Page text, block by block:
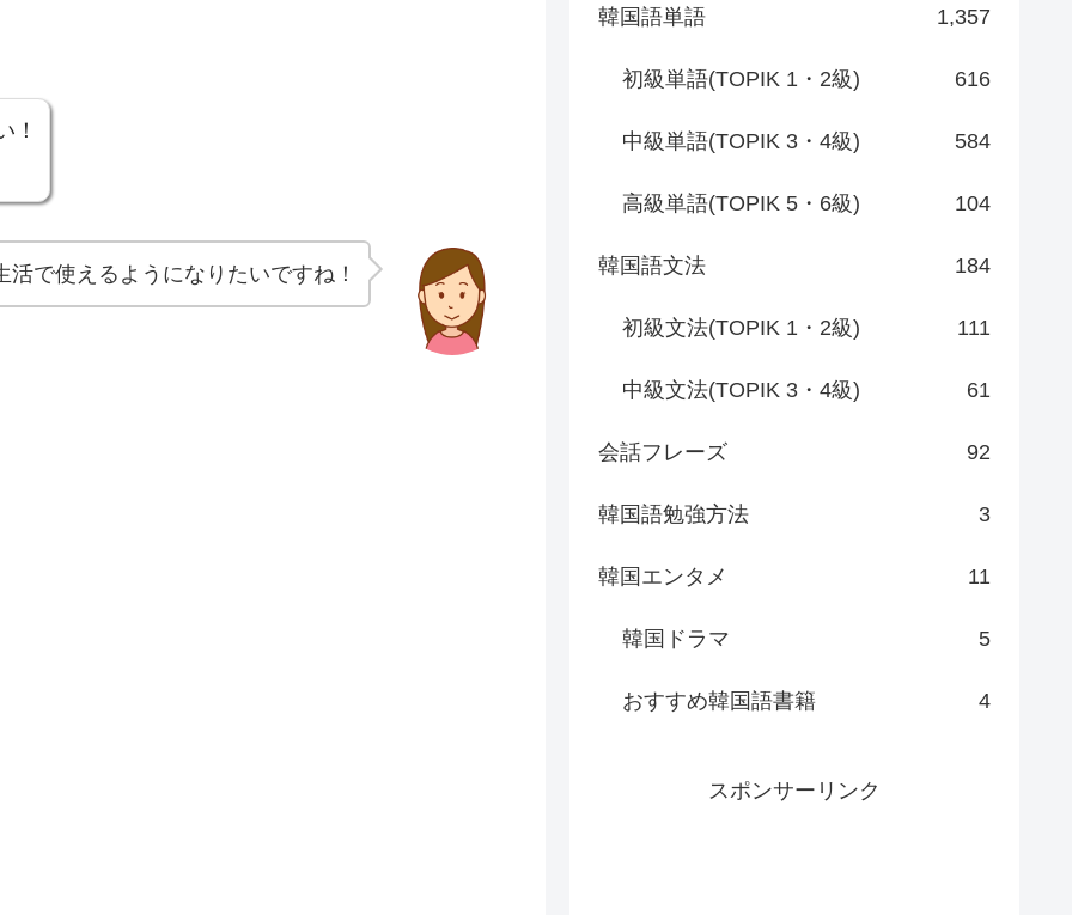
！
活で使えるようになりたいですね！
韓国語単語 1,357
初級単語(TOPIK 1・2級) 616
中級単語(TOPIK 3・4級) 584
高級単語(TOPIK 5・6級) 104
韓国語文法 184
初級文法(TOPIK 1・2級) 111
中級文法(TOPIK 3・4級) 61
会話フレーズ 92
韓国語勉強方法 3
韓国エンタメ 11
韓国ドラマ 5
おすすめ韓国語書籍 4
スポンサーリンク